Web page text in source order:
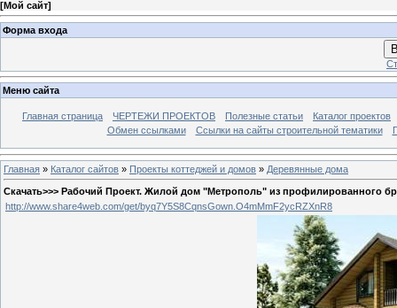
[Мой сайт]
Форма входа
Меню сайта
Главная страница ЧЕРТЕЖИ ПРОЕКТОВ Полезные статьи
Каталог проектов
Обмен ссылками
Ссылки на сайты строительной тематики
Главная » Каталог сайтов » Проекты коттеджей и домов » Деревянные дома
Скачать>>> Рабочий Проект. Жилой дом "Метрополь" из профилированного
http://www.share4web.com/get/byq7Y5S8CqnsGown.O4mMmF2ycRZXnR8